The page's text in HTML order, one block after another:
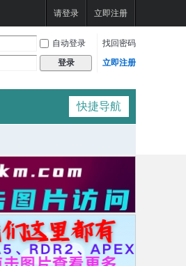
请登录 立即注册
自动登录
找回密码
登录 立即注册
快捷导航